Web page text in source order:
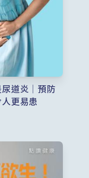
道炎｜預防
更易患